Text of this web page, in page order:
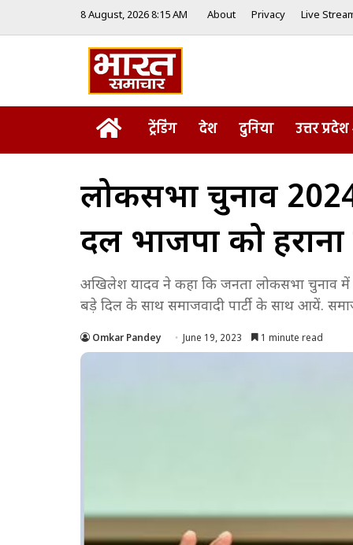
8 August, 2026 8:15 AM About Privacy Live
Homeट्रेंडिंग देश दुनिया उत्तर प्रदेश
लोकसभा चुनाव
दल भाजपा को
अखिलेश यादव ने कहा कि जनता लोकसभा चुनाव में
बड़े दिल के साथ समाजवादी पार्टी के साथ आयें.
Omkar Pandey June 19, 2023 1 minute read